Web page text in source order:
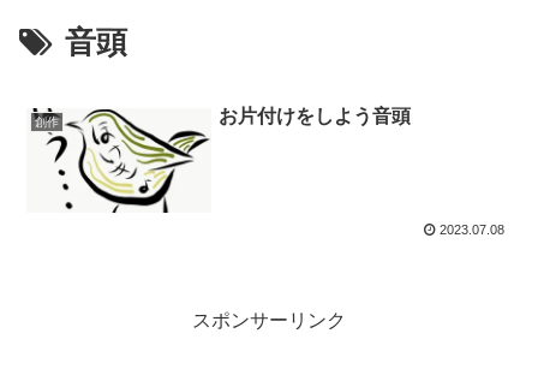
音頭
創作 お片付けをしよう音頭
2023.07.08
スポンサーリンク